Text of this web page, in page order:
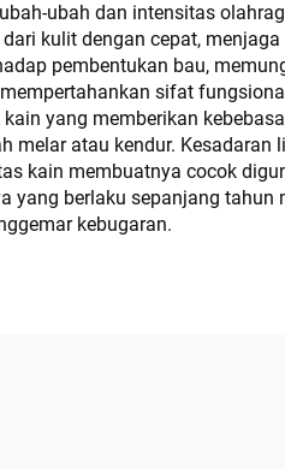
ubah dan intensitas
kulit dengan cepat,
pembentukan bau,
sifat
yang memberikan
melar atau kendur.
kain membuatnya cocok
yang berlaku sepanjang
kebugaran.